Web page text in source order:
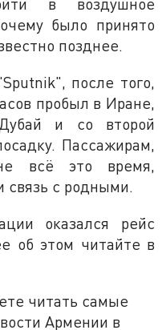
в воздушное
было принято
позднее.
после того,
пробыл в Иране,
и со второй
Пассажирам,
всё это время,
связь с родными.
оказался рейс
об этом читайте в
читать самые
Армении в